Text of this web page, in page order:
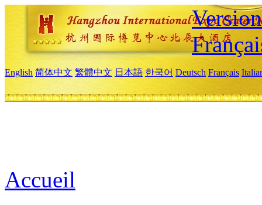
English 简体中文 繁體中文 日本語 한국어 Deutsch Français
Accueil